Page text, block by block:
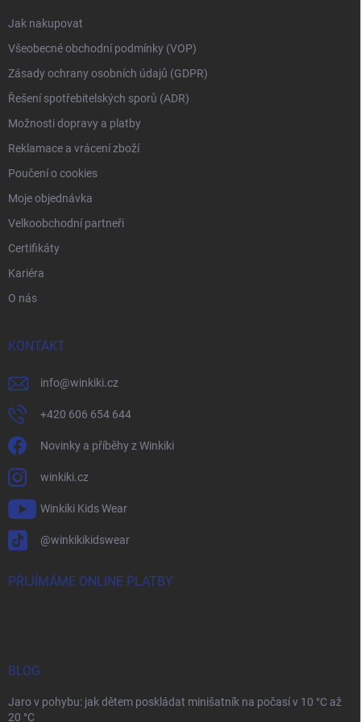
Jak nakupovat
Všeobecné obchodní podmínky (VOP)
Zásady ochrany osobních údajů (GDPR)
Řešení spotřebitelských sporů (ADR)
Možnosti dopravy a platby
Reklamace a vrácení zboží
Poučení o cookies
Moje objednávka
Velkoobchodní partneři
Certifikáty
Kariéra
O nás
KONTAKT
info@winkiki.cz
+420 606 654 644
Novinky a příběhy z Winkiki
winkiki.cz
Winkiki Kids Wear
@winkikikidswear
PŘIJÍMÁME ONLINE PLATBY
BLOG
Jaro v pohybu: jak dětem poskládat minišatník na počasí v 10 °C až
20 °C